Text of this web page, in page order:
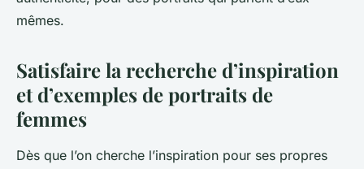
mêmes.
Satisfaire la recherche d’inspiration
et d’exemples de portraits de
femmes
Dès que l’on cherche l’inspiration pour ses propres